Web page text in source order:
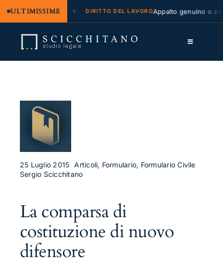
ULTIMISSIME
e regresso DIRITTO DEL LAVOROAppalto genuino o
contenuto
Toggle
Approfondimenti
Contatti
25 Luglio 2015
Articoli, Formulario, Formulario Civile
Sergio Scicchitano
La comparsa di
costituzione di nuovo
difensore